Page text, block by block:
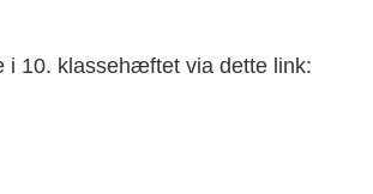
i 10. klassehæftet via dette link: